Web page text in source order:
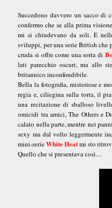
Succedono davvero un sacco
confermo che se alla prima
mi si chiudevano da soli. E
sviluppi, per una serie British che
cruda si offre come una sorta di
lati parecchio oscuri, ma allo
britannico inconfondibile.
Bella la fotografia, misteriose e
regia e, ciliegina sulla torta, il
una recitazione di sballoso
omicidi tra amici, The Others e
calato nella parte, mentre nei
sexy ma dal volto leggermente
mini-serieWhite Heatmi sto
Quello che si presentava così…